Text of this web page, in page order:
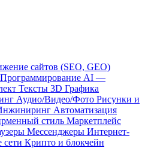
сайтов (SEO, GEO)
Программирование AI —
Тексты 3D Графика
Аудио/Видео/Фото Рисунки и
Автоматизация
стиль Маркетплейс
Мессенджеры Интернет-
Крипто и блокчейн